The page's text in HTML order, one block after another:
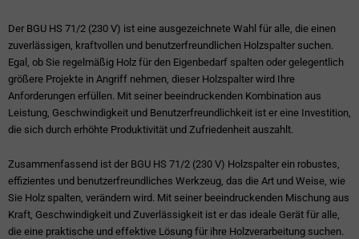
Der BGU HS 71/2 (230 V) ist eine ausgezeichnete Wahl für alle, die einen
zuverlässigen, kraftvollen und benutzerfreundlichen Holzspalter suchen.
Egal, ob Sie regelmäßig Holz für den Eigenbedarf spalten oder gelegentlich
größere Projekte in Angriff nehmen, dieser Holzspalter wird Ihre
Anforderungen erfüllen. Mit seiner beeindruckenden Kombination aus
Leistung, Geschwindigkeit und Benutzerfreundlichkeit ist er eine Investition,
die sich durch erhöhte Produktivität und Zufriedenheit auszahlt.
Zusammenfassend ist der BGU HS 71/2 (230 V) Holzspalter ein robustes,
effizientes und benutzerfreundliches Werkzeug, das die Art und Weise, wie
Sie Holz spalten, verändern wird. Mit seiner beeindruckenden Mischung aus
Kraft, Geschwindigkeit und Zuverlässigkeit ist er das ideale Gerät für alle,
die eine praktische und effektive Lösung für ihre Holzverarbeitung suchen.